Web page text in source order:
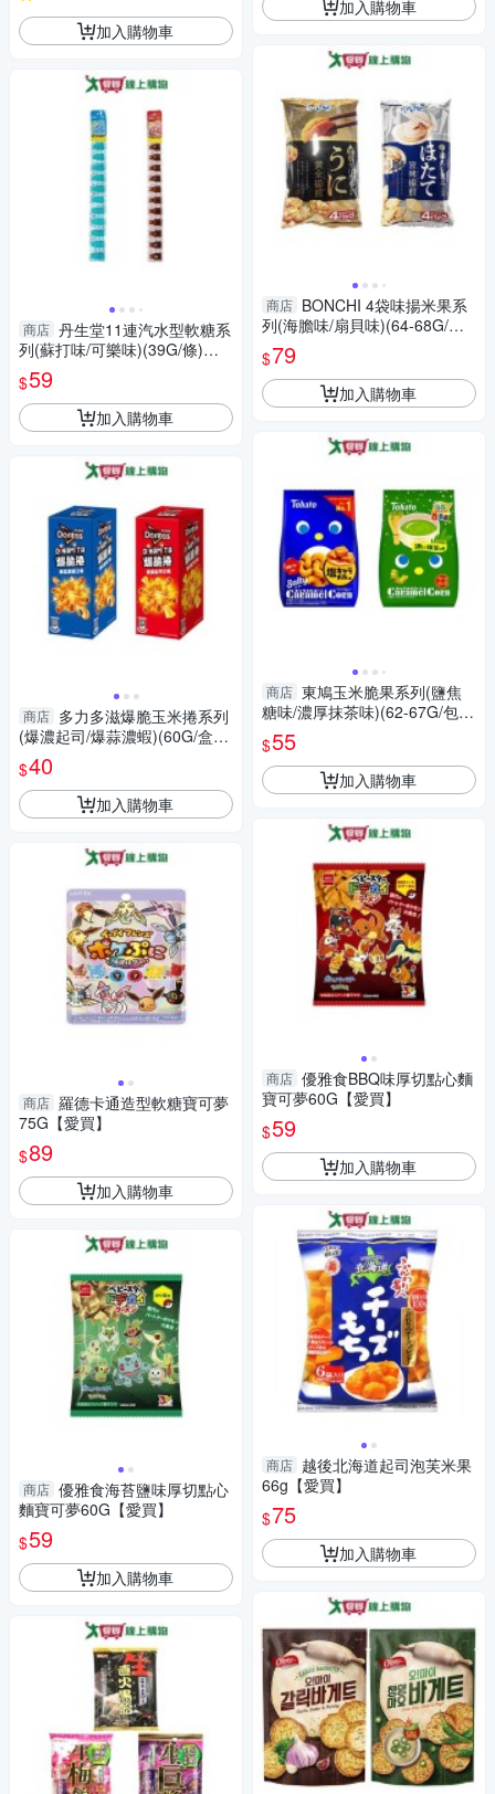
加入購物車
商店 丹生堂11連汽水型軟糖系
列(蘇打味/可樂味)(39G/條)
【愛買】
$59
加入購物車
商店 多力多滋爆脆玉米捲系列
(爆濃起司/爆蒜濃蝦)(60G/盒)
【愛買】
$40
加入購物車
商店 羅德卡通造型軟糖寶可夢
75G【愛買】
$89
加入購物車
商店 優雅食海苔鹽味厚切點心
麵寶可夢60G【愛買】
$59
加入購物車
加入購物車
商店 BONCHI 4袋味揚米果系
列(海膽味/扇貝味)(64-68G/包)
【愛買】
$79
加入購物車
商店 東鳩玉米脆果系列(鹽焦
糖味/濃厚抹茶味)(62-67G/包)
【愛買】
$55
加入購物車
商店 優雅食BBQ味厚切點心麵
寶可夢60G【愛買】
$59
加入購物車
商店 越後北海道起司泡芙米果
66g【愛買】
$75
加入購物車